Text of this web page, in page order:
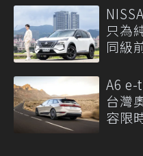
只為
同級
A6 e-
台灣
容限